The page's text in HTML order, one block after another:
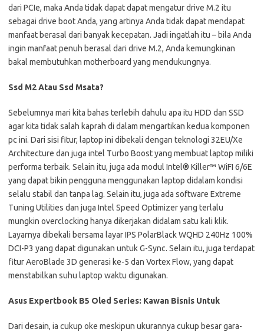
dari PCIe, maka Anda tidak dapat dapat mengatur drive M.2 itu
sebagai drive boot Anda, yang artinya Anda tidak dapat mendapat
manfaat berasal dari banyak kecepatan. Jadi ingatlah itu – bila Anda
ingin manfaat penuh berasal dari drive M.2, Anda kemungkinan
bakal membutuhkan motherboard yang mendukungnya.
Ssd M2 Atau Ssd Msata?
Sebelumnya mari kita bahas terlebih dahulu apa itu HDD dan SSD
agar kita tidak salah kaprah di dalam mengartikan kedua komponen
pc ini. Dari sisi fitur, laptop ini dibekali dengan teknologi 32EU/Xe
Architecture dan juga intel Turbo Boost yang membuat laptop miliki
performa terbaik. Selain itu, juga ada modul Intel® Killer™ WiFI 6/6E
yang dapat bikin pengguna menggunakan laptop didalam kondisi
selalu stabil dan tanpa lag. Selain itu, juga ada software Extreme
Tuning Utilities dan juga Intel Speed Optimizer yang terlalu
mungkin overclocking hanya dikerjakan didalam satu kali klik.
Layarnya dibekali bersama layar IPS PolarBlack WQHD 240Hz 100%
DCI-P3 yang dapat digunakan untuk G-Sync. Selain itu, juga terdapat
fitur AeroBlade 3D generasi ke-5 dan Vortex Flow, yang dapat
menstabilkan suhu laptop waktu digunakan.
Asus Expertbook B5 Oled Series: Kawan Bisnis Untuk
Dari desain, ia cukup oke meskipun ukurannya cukup besar gara-